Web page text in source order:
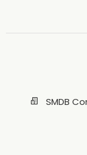
SMDB